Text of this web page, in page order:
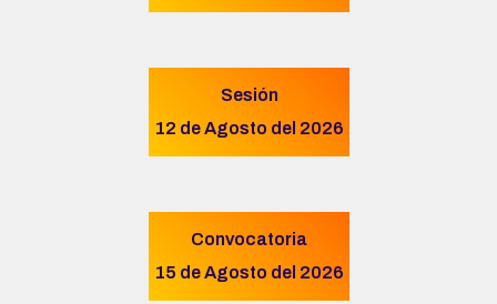
Sesión
12 de Agosto del 2026
Convocatoria
15 de Agosto del 2026